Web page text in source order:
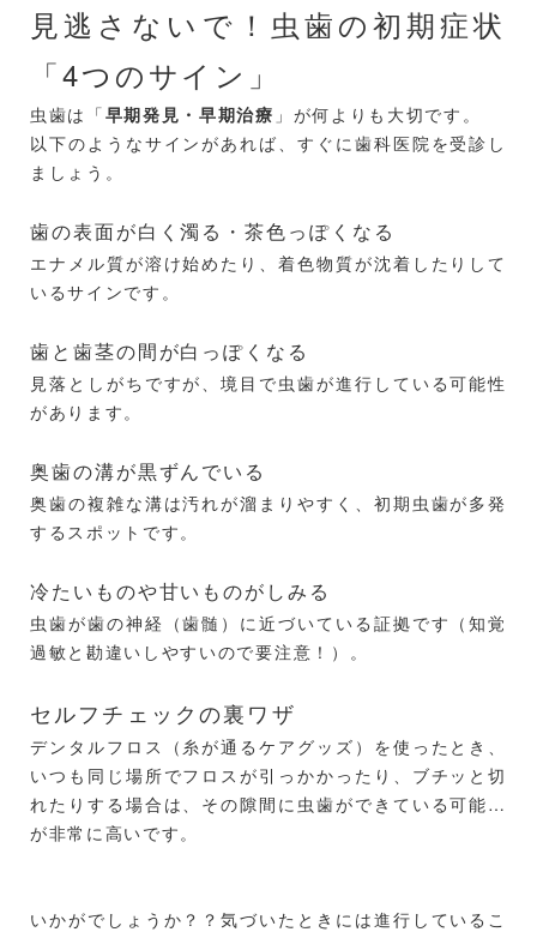
見逃さないで！虫歯の初期症状
「4つのサイン」
虫歯は「早期発見・早期治療 」が何よりも大切です。
以下のようなサインがあれば、すぐに歯科医院を受診し
ましょう。
歯の表面が白く濁る・茶色っぽくなる
エナメル質が溶け始めたり、着色物質が沈着したりして
いるサインです。
歯と歯茎の間が白っぽくなる
見落としがちですが、境目で虫歯が進行している可能性
があります。
奥歯の溝が黒ずんでいる
奥歯の複雑な溝は汚れが溜まりやすく、初期虫歯が多発
するスポットです。
冷たいものや甘いものがしみる
虫歯が歯の神経（歯髄）に近づいている証拠です（知覚
過敏と勘違いしやすいので要注意！）。
セルフチェックの裏ワザ
デンタルフロス（糸が通るケアグッズ）を使ったとき、
いつも同じ場所でフロスが引っかかったり、ブチッと切
れたりする場合は、その隙間に虫歯ができている可能性
が非常に高いです。
いかがでしょうか？？気づいたときには進行しているこ